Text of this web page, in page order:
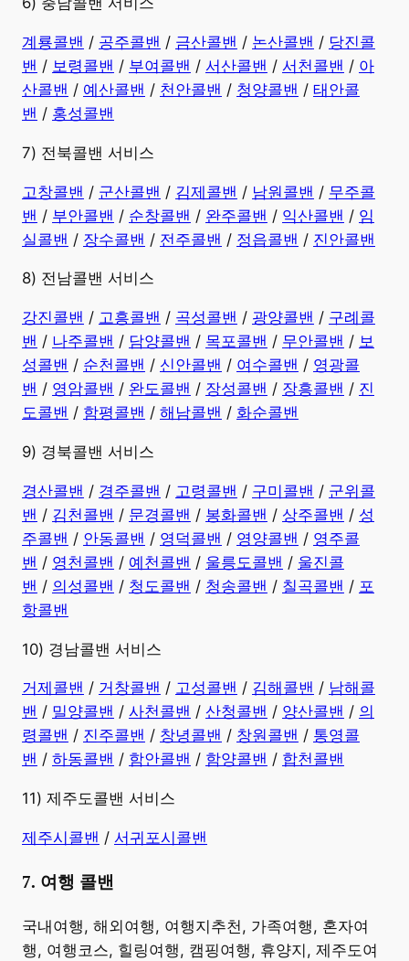
계룡콜밴 / 공주콜밴 / 금산콜밴 / 논산콜밴 / 당진콜
밴 / 보령콜밴 / 부여콜밴 / 서산콜밴 / 서천콜밴 / 아
산콜밴 / 예산콜밴 / 천안콜밴 / 청양콜밴 / 태안콜
밴 / 홍성콜밴
7) 전북콜밴 서비스
고창콜밴 / 군산콜밴 / 김제콜밴 / 남원콜밴 / 무주콜
밴 / 부안콜밴 / 순창콜밴 / 완주콜밴 / 익산콜밴 / 임
실콜밴 / 장수콜밴 / 전주콜밴 / 정읍콜밴 / 진안콜밴
8) 전남콜밴 서비스
강진콜밴 / 고흥콜밴 / 곡성콜밴 / 광양콜밴 / 구례콜
밴 / 나주콜밴 / 담양콜밴 / 목포콜밴 / 무안콜밴 / 보
성콜밴 / 순천콜밴 / 신안콜밴 / 여수콜밴 / 영광콜
밴 / 영암콜밴 / 완도콜밴 / 장성콜밴 / 장흥콜밴 / 진
도콜밴 / 함평콜밴 / 해남콜밴 / 화순콜밴
9) 경북콜밴 서비스
경산콜밴 / 경주콜밴 / 고령콜밴 / 구미콜밴 / 군위콜
밴 / 김천콜밴 / 문경콜밴 / 봉화콜밴 / 상주콜밴 / 성
주콜밴 / 안동콜밴 / 영덕콜밴 / 영양콜밴 / 영주콜
밴 / 영천콜밴 / 예천콜밴 / 울릉도콜밴 / 울진콜
밴 / 의성콜밴 / 청도콜밴 / 청송콜밴 / 칠곡콜밴 / 포
항콜밴
10) 경남콜밴 서비스
​거제콜밴 / 거창콜밴 / 고성콜밴 / 김해콜밴 / 남해콜
밴 / 밀양콜밴 / 사천콜밴 / 산청콜밴 / 양산콜밴 / 의
령콜밴 / 진주콜밴 / 창녕콜밴 / 창원콜밴 / 통영콜
밴 / 하동콜밴 / 함안콜밴 / 함양콜밴 / 합천콜밴
11) 제주도콜밴 서비스
제주시콜밴 / 서귀포시콜밴
7. 여행 콜밴
​국내여행, 해외여행, 여행지추천, 가족여행, 혼자여
행, 여행코스, 힐링여행, 캠핑여행, 휴양지, 제주도여